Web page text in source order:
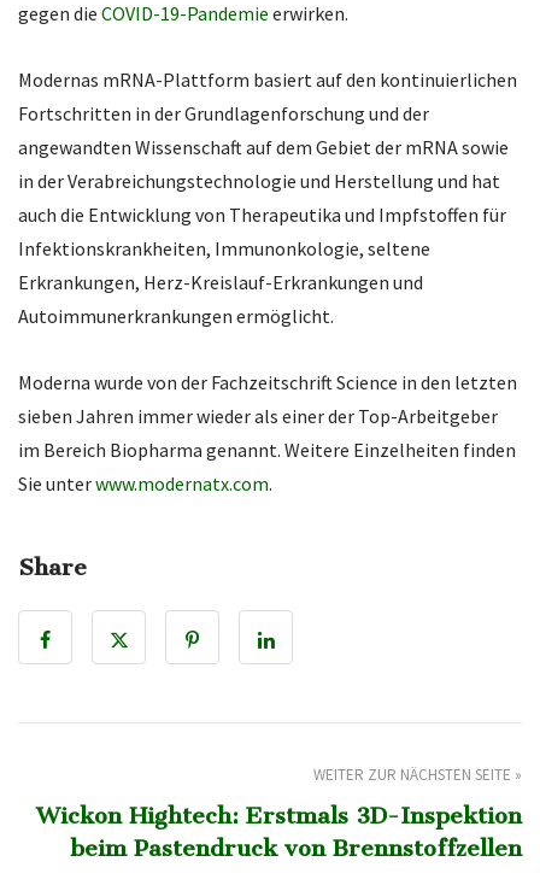
gegen die COVID-19-Pandemie erwirken.
Modernas mRNA-Plattform basiert auf den kontinuierlichen
Fortschritten in der Grundlagenforschung und der
angewandten Wissenschaft auf dem Gebiet der mRNA sowie
in der Verabreichungstechnologie und Herstellung und hat
auch die Entwicklung von Therapeutika und Impfstoffen für
Infektionskrankheiten, Immunonkologie, seltene
Erkrankungen, Herz-Kreislauf-Erkrankungen und
Autoimmunerkrankungen ermöglicht.
Moderna wurde von der Fachzeitschrift Science in den letzten
sieben Jahren immer wieder als einer der Top-Arbeitgeber
im Bereich Biopharma genannt. Weitere Einzelheiten finden
Sie unterwww.modernatx.com.
Share
WEITER ZUR NÄCHSTEN SEITE »
Wickon Hightech: Erstmals 3D-Inspektion
beim Pastendruck von Brennstoffzellen